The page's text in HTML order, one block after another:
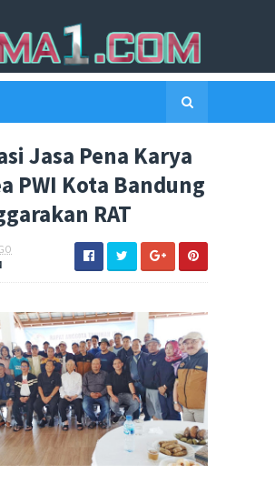
Jasa Pena Karya
PWI Kota Bandung
RAT